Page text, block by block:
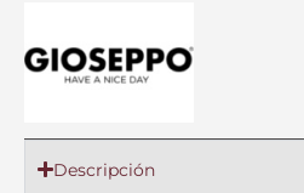
Descripción